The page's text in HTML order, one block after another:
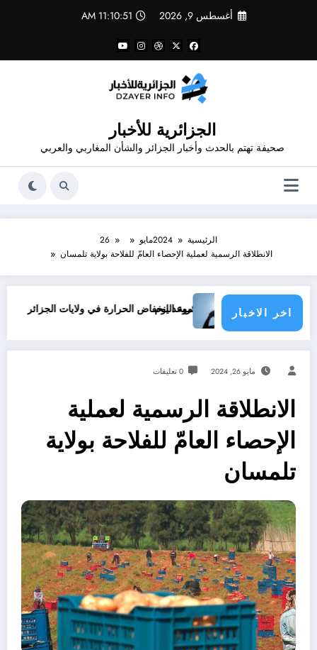
أغسطس 9, 2026 11:10:51 AM
الجزائرية للأخبار
صحيفة تهتم بالحدث وأخبار الجزائر والشأن المغاربي والعربي
الرئيسية 2024مايو
26
الانطلاقة الرسمية لعملية الإحصاء العامّ للفلاحة بولاية تلمسان
اخر الاخبارموعد انخفاض الحرارة في ولايات الجزائر
مايو 26, 2024 0 تعليقات
الانطلاقة الرسمية لعملية
الإحصاء العامّ للفلاحة بولاية
تلمسان